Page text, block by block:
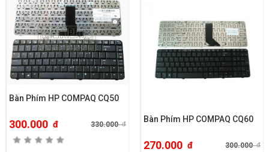
Bàn Phím HP COMPAQ CQ50
300.000 đ 330.000đ
Bàn Phím HP COMPAQ CQ60
270.000 đ 300.000đ